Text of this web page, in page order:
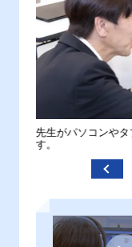
先生がパソコンや
す。